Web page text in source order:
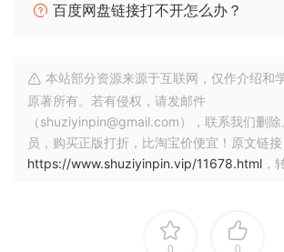
The 4 layered banks in Stone are akin to
add character or create something more
Above is a video playlist of examples from
Derek Kirkup.
Banks
sampled from vintage and modular
百度网盘链接打不开怎么办？
本站部分资源来源于互联网，仅作介绍和
原著所有。若有侵权，请发邮件
（shuziyinpin@gmail.com），联系我们删
员，购买正版打折，比淘宝价便宜！原文链接
https://www.shuziyinpin.vip/11678.html ，